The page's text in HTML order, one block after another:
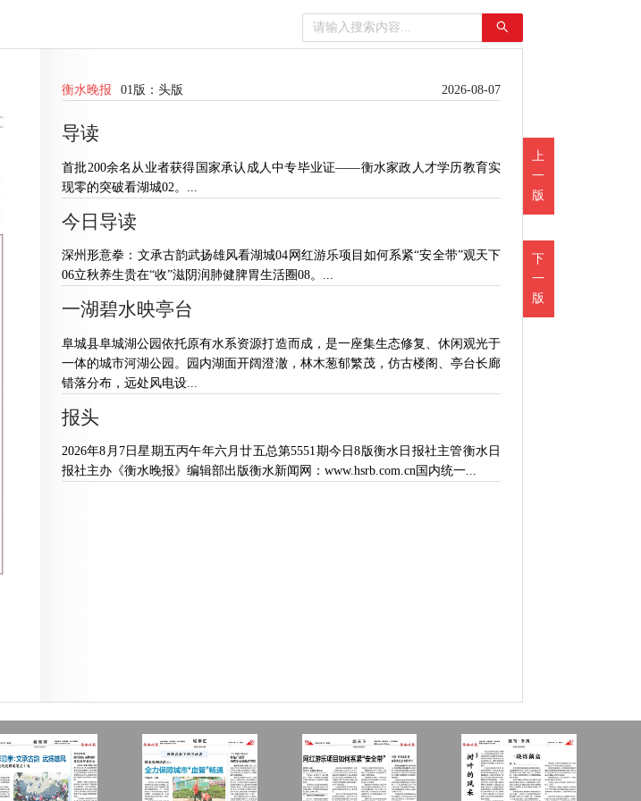
上
一
版
下
一
版
衡水晚报 01版： 头版 2026-08-07
导读
首批200余名从业者获得国家承认成人中专毕业证——衡水家政人才学历教育实
现零的突破看湖城02。...
今日导读
深州形意拳：文承古韵武扬雄风看湖城04网红游乐项目如何系紧“安全带”观天下
06立秋养生贵在“收”滋阴润肺健脾胃生活圈08。...
一湖碧水映亭台
阜城县阜城湖公园依托原有水系资源打造而成，是一座集生态修复、休闲观光于
一体的城市河湖公园。园内湖面开阔澄澈，林木葱郁繁茂，仿古楼阁、亭台长廊
错落分布，远处风电设...
报头
2026年8月7日星期五丙午年六月廿五总第5551期今日8版衡水日报社主管衡水日
报社主办《衡水晚报》编辑部出版衡水新闻网：www.hsrb.com.cn国内统一...